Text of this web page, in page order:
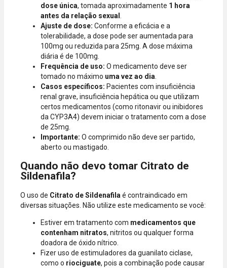
dose única, tomada aproximadamente 1 hora
antes da relação sexual
Ajuste de dose: Conforme a eficácia e a
tolerabilidade, a dose pode ser aumentada para
100mg ou reduzida para 25mg. A dose máxima
diária é de 100mg.
Frequência de uso: O medicamento deve ser
tomado no máximo uma vez ao dia
Casos específicos: Pacientes com insuficiência
renal grave, insuficiência hepática ou que utilizam
certos medicamentos (como ritonavir ou inibidores
da CYP3A4) devem iniciar o tratamento com a dose
de 25mg.
Importante: O comprimido não deve ser partido,
aberto ou mastigado.
Quando não devo tomar Citrato de
Sildenafila?
O uso de Citrato de Sildenafila é contraindicado em
diversas situações. Não utilize este medicamento se você:
Estiver em tratamento com medicamentos que
contenham nitratos, nitritos ou qualquer forma
doadora de óxido nítrico.
Fizer uso de estimuladores da guanilato ciclase,
como o riociguate, pois a combinação pode causar